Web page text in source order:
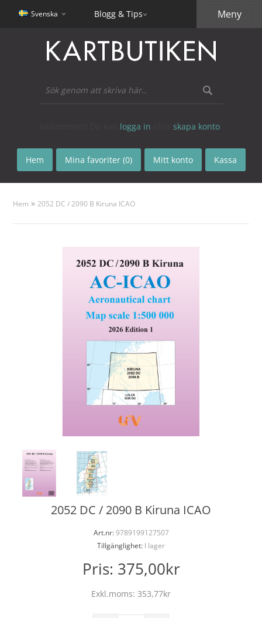
Svenska Blogg & Tips
logga in skapa konto
Hem Mina favoriter (0) Mitt konto Kassa
Meny
Hem »2052 DC / 2090 B Kiruna ICAO
2052 DC / 2090 B Kiruna ICAO
Art.nr:9789199127507
Tillgänglighet: I lager
Pris: 375,00kr
Exkl.moms: 353,77kr